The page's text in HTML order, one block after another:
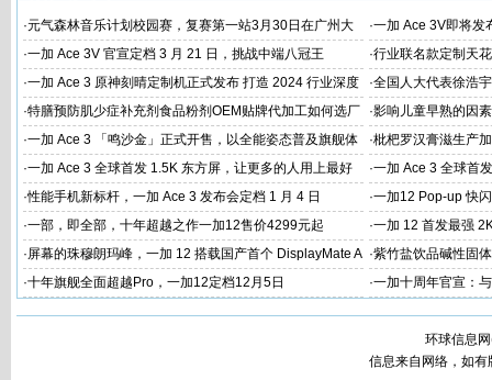
·元气森林音乐计划校园赛，复赛第一站3月30日在广州大
学唱响
·一加 Ace 3V即将发
·一加 Ace 3V 官宣定档 3 月 21 日，挑战中端八冠王 ·行业联名款定制天
火速告罄
·一加 Ace 3 原神刻晴定制机正式发布 打造 2024 行业深度
定制新标杆
·全国人大代表徐浩
国建设
·特膳预防肌少症补充剂食品粉剂OEM贴牌代加工如何选厂
家
·影响儿童早熟的因
代工厂
·一加 Ace 3 「鸣沙金」正式开售，以全能姿态普及旗舰体
验
·枇杷罗汉膏滋生产
家
·一加 Ace 3 全球首发 1.5K 东方屏，让更多的人用上最好
的屏幕
·一加 Ace 3 全球首
屏幕体验
·性能手机新标杆，一加 Ace 3 发布会定档 1 月 4 日 ·一加12 Pop-up 快
·一部，即全部，十年超越之作一加12售价4299元起 ·一加 12 首发最强
·屏幕的珠穆朗玛峰，一加 12 搭载国产首个 DisplayMate A
+ 2K 东方屏
·紫竹盐饮品碱性固
工
·十年旗舰全面超越Pro，一加12定档12月5日 ·一加十周年官宣：
环球信息
信息来自网络，如